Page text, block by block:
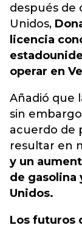
después de
Unidos,
licencia
operar en
Añadió que
sin
acuerdo de
resultar en
y un
de gasolina
Unidos.
Los futuros